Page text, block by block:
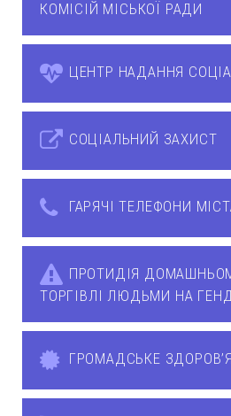
КОМІСІЙ МІСЬКОЇ РАДИ
ЦЕНТР НАДАННЯ
СОЦІАЛЬНИЙ ЗАХИСТ
ГАРЯЧІ ТЕЛЕФОНИ
ПРОТИДІЯ
ТОРГІВЛІ ЛЮДЬМИ НА
ГРОМАДСЬКЕ ЗДОРОВ’Я